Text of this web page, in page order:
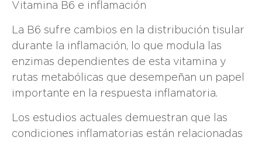
Vitamina B6 e inflamación
La B6 sufre cambios en la distribución tisular
durante la inflamación, lo que modula las
enzimas dependientes de esta vitamina y
rutas metabólicas que desempeñan un papel
importante en la respuesta inflamatoria.
Los estudios actuales demuestran que las
condiciones inflamatorias están relacionadas